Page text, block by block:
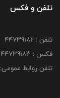
تلفن و فکس
تلفن : ۴۴۷۳۹۱۸۲
فکس : ۴۴۷۳۹۱۸3
تلفن روابط عمومی: ۴۴۷۳۲۷۲۸